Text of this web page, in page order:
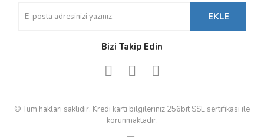
EKLE
Bizi Takip Edin
© Tüm hakları saklıdır. Kredi kartı bilgileriniz 256bit SSL sertifikası ile
korunmaktadır.